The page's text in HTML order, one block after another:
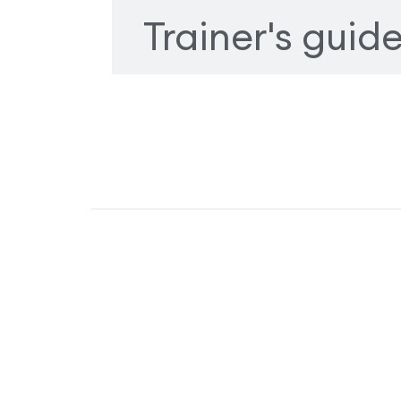
Trainer's